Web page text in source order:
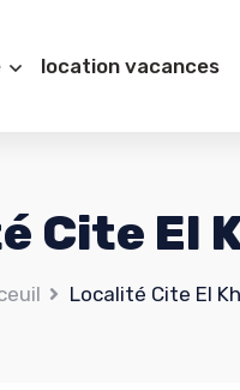
location vacances
Cite El
Localité Cite El